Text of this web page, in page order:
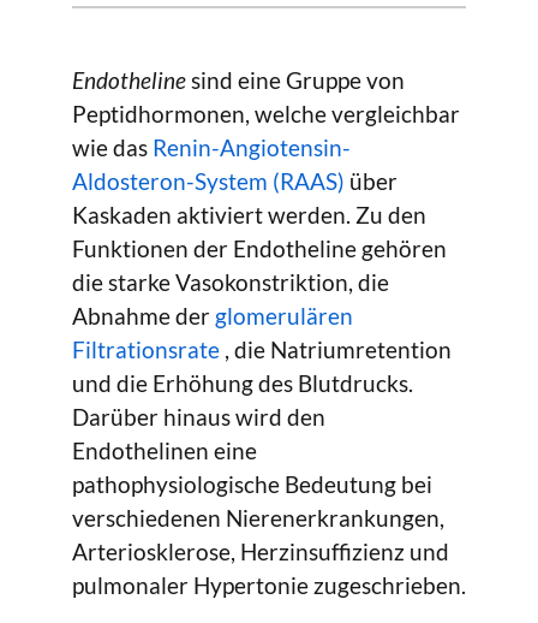
Endothelinesind eine Gruppe von
Peptidhormonen, welche vergleichbar
wie das Renin-Angiotensin-
Aldosteron-System (RAAS) über
Kaskaden aktiviert werden. Zu den
Funktionen der Endotheline gehören
die starke Vasokonstriktion, die
Abnahme der glomerulären
Filtrationsrate , die Natriumretention
und die Erhöhung des Blutdrucks.
Darüber hinaus wird den
Endothelinen eine
pathophysiologische Bedeutung bei
verschiedenen Nierenerkrankungen,
Arteriosklerose, Herzinsuffizienz und
pulmonaler Hypertonie zugeschrieben.